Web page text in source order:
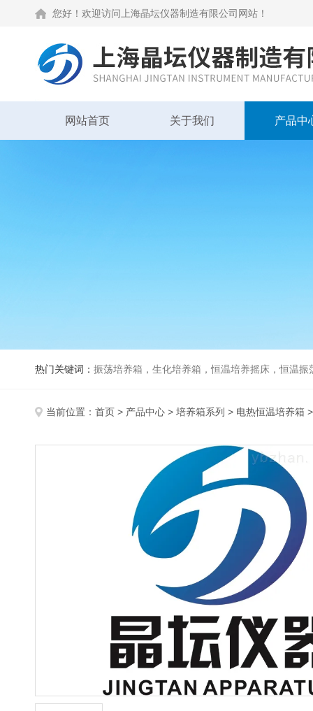
您好！欢迎访问上海晶坛仪器制造有限公司网站！
网站首页 关于我们 产品中
热门关键词： 振荡培养箱，生化培养箱，恒温培养摇床，恒温振荡器
当前位置： 首页 > 产品中心 > 培养箱系列 > 电热恒温培养箱